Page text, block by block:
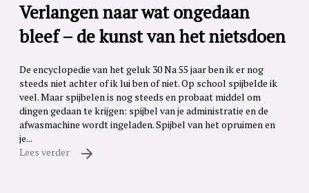
Verlangen naar wat ongedaan
bleef – de kunst van het nietsdoen
De encyclopedie van het geluk 30 Na 55 jaar ben ik er nog
steeds niet achter of ik lui ben of niet. Op school spijbelde ik
veel. Maar spijbelen is nog steeds en probaat middel om
dingen gedaan te krijgen: spijbel van je administratie en de
afwasmachine wordt ingeladen. Spijbel van het opruimen en
je...
Lees verder